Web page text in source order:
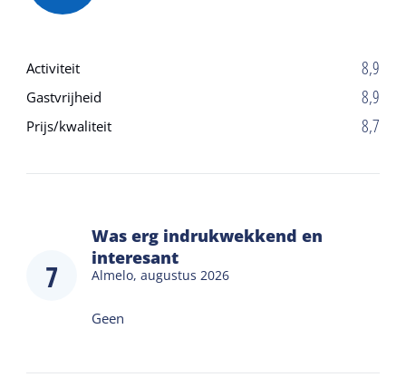
Activiteit 8,9
Gastvrijheid 8,9
Prijs/kwaliteit 8,7
7
Was erg indrukwekkend en
interesant
Almelo,augustus 2026
Geen